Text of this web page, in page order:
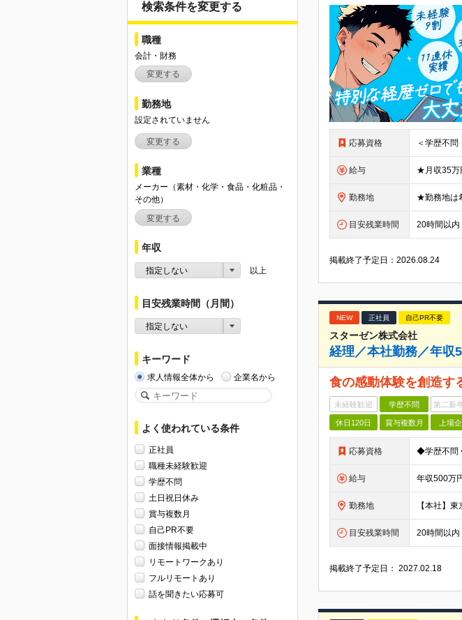
検索条件を変更する
職種
会計・財務
変更する
勤務地
設定されていません
変更する
業種
メーカー（素材・化学・食品・化粧品・
その他）
変更する
年収
指定しない 以上
目安残業時間（月間）
指定しない
キーワード
求人情報全体から 企業名から
よく使われている条件
正社員
職種未経験歓迎
学歴不問
土日祝日休み
賞与複数月
自己PR不要
面接情報掲載中
リモートワークあり
フルリモートあり
話を聞きたい応募可
応募資格
給与
勤務地
目安残業時間 20時間以内
掲載終了予定日：2026.08.24
NEW 正社員 自己PR不要
スターゼン株式会社
経理／本社勤務／年収
食の感動体験を創造す
未経験歓迎 学歴不問 第二新
休日120日 賞与複数月 上場
応募資格
給与
勤務地
目安残業時間 20時間以内
掲載終了予定日：2027.02.18